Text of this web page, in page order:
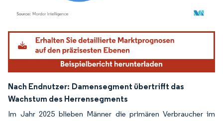
Bild © Mordor Intelligence. Wiederverwendung erfordert Namensnennung gemäß
Nach Endnutzer: Damensegment übertrifft das
Wachstum des Herrensegments
Im Jahr 2025 blieben Männer die primären Verbraucher im